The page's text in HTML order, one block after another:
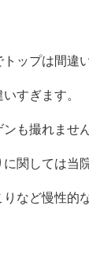
ップは間違
すぎます。
も撮れませ
関しては当
など慢性的